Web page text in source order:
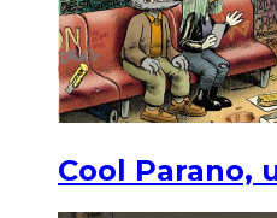
Cool Parano,